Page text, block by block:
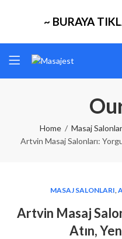
~ BURAYA
Home Masaj
Artvin Masaj Salonları:
MASAJ SALONLARI,
Artvin Masaj
Atın,